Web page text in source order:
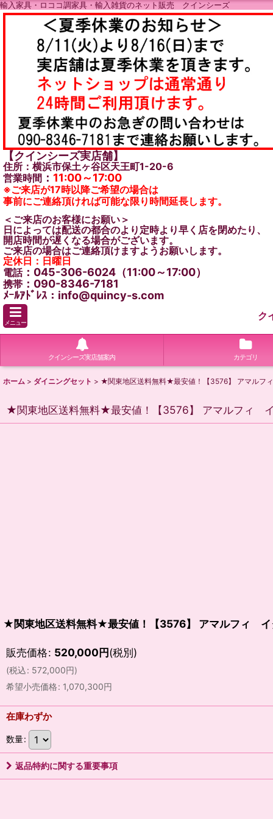
輸入家具・ロココ調家具・輸入雑貨のネット販売 クインシーズ
【クインシーズ実店舗】
住所：横浜市保土ヶ谷区天王町1-20-6
営業時間 ： 11:00～17:00
※ご来店が17時以降ご希望の場合は
事前にご連絡頂ければ可能な限り時間延長します。
＜ご来店のお客様にお願い＞
日によっては配送の都合のより定時より早く店を閉めたり、
開店時間が遅くなる場合がございます。
ご来店の場合はご連絡頂けますようお願いします。
定休日：日曜日
電話：045-306-6024（11:00～17:00）
携帯 ：090-8346-7181
ﾒｰﾙｱﾄﾞﾚｽ：info@quincy-s.com
メニュー
ク
クインシーズ実店舗案内 カテゴリ
ホーム > ダイニングセット > ★関東地区送料無料★最安値！【3576】 アマルフ
★関東地区送料無料★最安値！【3576】 アマルフィ
★関東地区送料無料★最安値！【3576】 アマルフィ
販売価格: 520,000円(税別)
(税込: 572,000円)
希望小売価格: 1,070,300円
在庫わずか
数量:
返品特約に関する重要事項